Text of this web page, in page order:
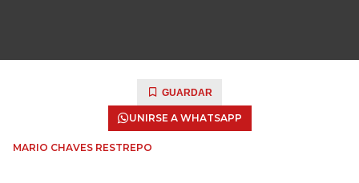
GUARDAR
UNIRSE A WHATSAPP
MARIO CHAVES RESTREPO